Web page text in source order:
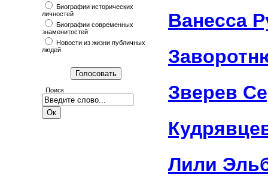
Биографии исторических
личностей
Биографии современных
знаменитостей
Новости из жизни публичных
людей
Поиск
Ванесса
Зверев
Лили